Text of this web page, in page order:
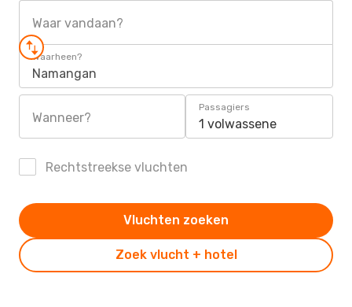
Waar vandaan?
Waarheen?
Namangan
Wanneer?
Passagiers
1 volwassene
Rechtstreekse vluchten
Zoek vlucht + hotel
Vluchten zoeken